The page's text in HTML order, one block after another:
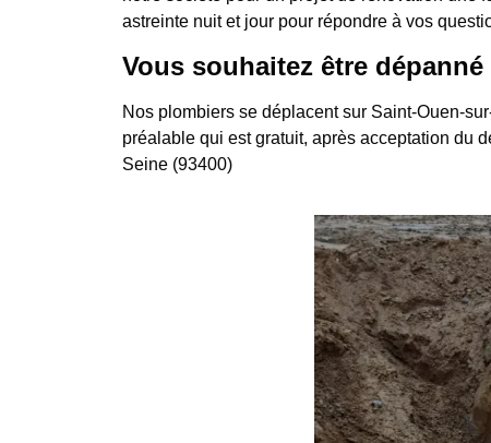
astreinte nuit et jour pour répondre à vos
Vous souhaitez être
Nos plombiers se déplacent sur Saint-Ouen-
préalable qui est gratuit, après acceptation du
Seine (93400)